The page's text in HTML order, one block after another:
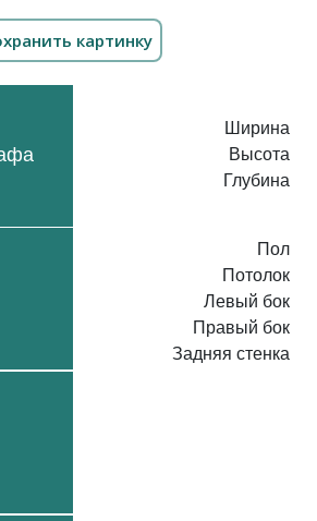
Ширина
Высота
Глубина
Пол
Потолок
Левый бок
Правый бок
Задняя стенка